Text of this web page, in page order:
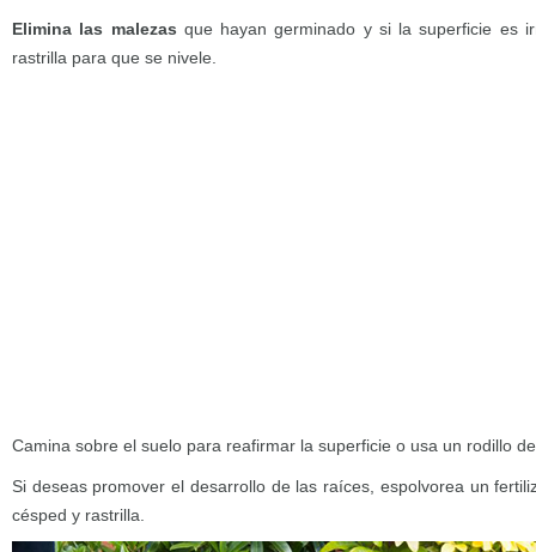
Elimina las malezas que hayan germinado y si la superficie es
rastrilla para que se nivele.
Camina sobre el suelo para reafirmar la superficie o usa un rodillo
Si deseas promover el desarrollo de las raíces, espolvorea un
césped y rastrilla.